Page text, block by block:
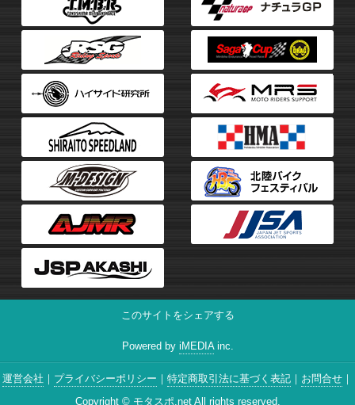
このサイトをシェアする
Powered by iMEDIAinc.
運営会社 プライバシーポリシー 特定商取引法に基づく表記
お問合せ
Copyright © モタスポ.netAll rights reserved.